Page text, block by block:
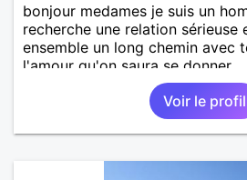
bonjour medames je suis un
recherche une relation
ensemble un long chemin avec
l'amour qu'on saura se donner.
Voir le profil